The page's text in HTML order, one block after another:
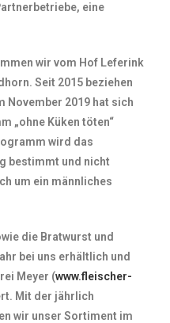
eine
wir vom Hof Leferink
Seit 2015 beziehen
November 2019 hat sich
„ohne Küken töten“
wird das
bestimmt und nicht
um ein männliches
die Bratwurst und
bei uns erhältlich und
Meyer (www.fleischer-
Mit der jährlich
wir unser Sortiment im